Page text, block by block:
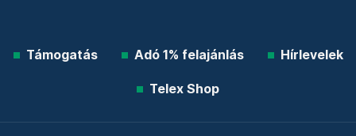
Támogatás Adó 1% felajánlás Hírlevelek
Telex Shop